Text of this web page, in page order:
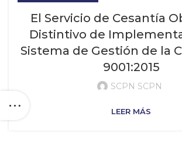
El Servicio de Cesantía
Distintivo de
Sistema de Gestión de la
9001:2015
SCPN SCPN
LEER MÁS